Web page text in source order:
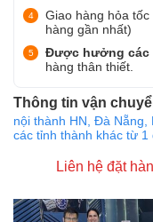
Giao hàng hỏa
hàng gần nhất)
Được hưởng các
hàng thân thiết.
Thông tin vận
nội thành HN, Đà Nẵng,
các tỉnh thành khác từ 1
Liên hệ đặt